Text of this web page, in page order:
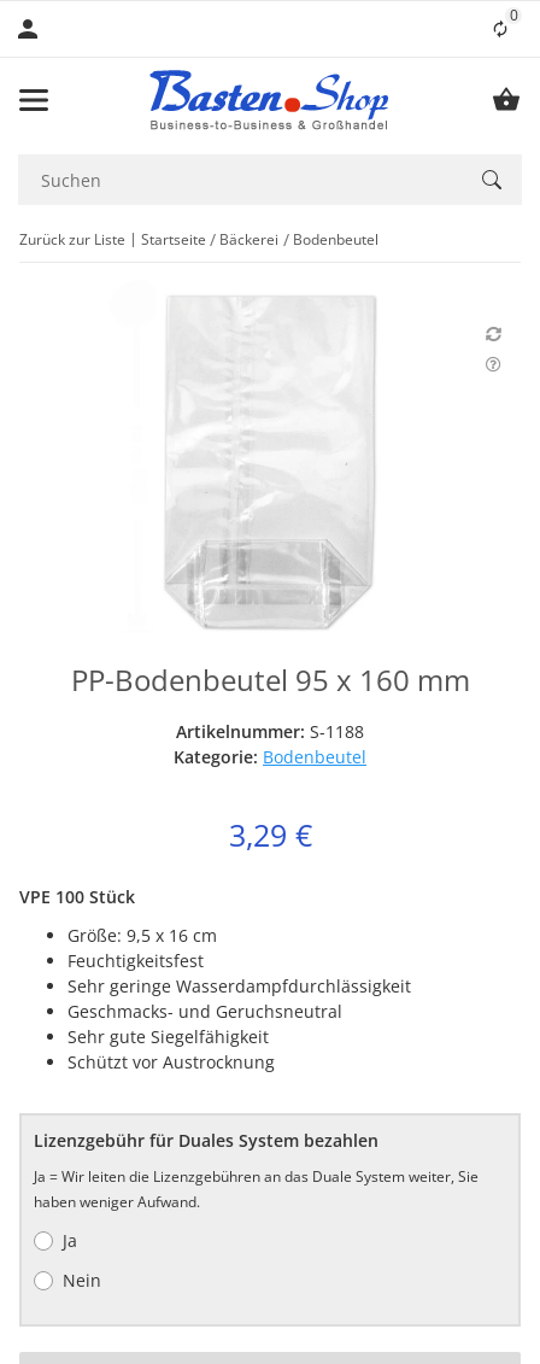
0
Zurück zur Liste Startseite Bäckerei Bodenbeutel
PP-Bodenbeutel 95 x 160 mm
Artikelnummer: S-1188
Kategorie: Bodenbeutel
3,29 €
VPE 100 Stück
Größe: 9,5 x 16 cm
Feuchtigkeitsfest
Sehr geringe Wasserdampfdurchlässigkeit
Geschmacks- und Geruchsneutral
Sehr gute Siegelfähigkeit
Schützt vor Austrocknung
Lizenzgebühr für Duales System bezahlen
Ja = Wir leiten die Lizenzgebühren an das Duale System weiter, Sie
haben weniger Aufwand.
Ja
Nein